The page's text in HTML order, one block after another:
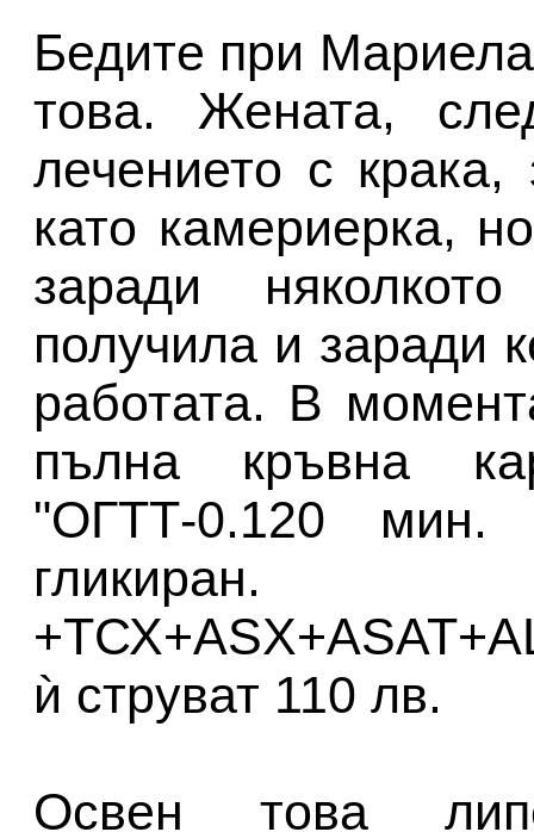
Бедите при
това. Жената,
лечението с
като камериерка,
заради
получила и заради
работата. В
пълна кръвна
"ОГТТ-0.120
ѝ струват 110 лв.
Освен това